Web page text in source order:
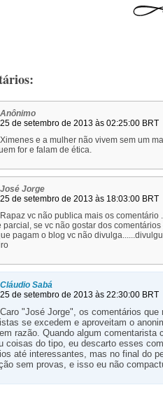
Anônimo
25 de setembro de 2013 às 02:25:00 BRT
Ximenes e a mulher não vivem sem um
for e falam de ética.
José Jorge
25 de setembro de 2013 às 18:03:00 BRT
Rapaz vc não publica mais os comentário
parcial, se vc não gostar dos
pagam o blog vc não
Cláudio Sabá
25 de setembro de 2013 às 22:30:00 BRT
Caro "José Jorge", os comentários
se excedem e aproveitam o
razão. Quando algum comentarista
coisas do tipo, eu descarto esses
até interessantes, mas no final do
sem provas, e isso eu não